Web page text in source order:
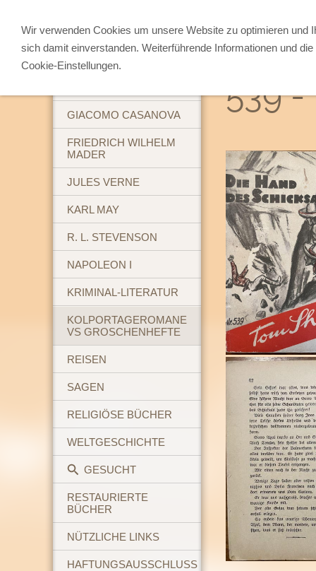
ABENTEUERBÜCHER
GIACOMO CASANOVA
FRIEDRICH WILHELM
MADER
JULES VERNE
KARL MAY
R. L. STEVENSON
NAPOLEON I
KRIMINAL-LITERATUR
KOLPORTAGEROMANE
VS GROSCHENHEFTE
REISEN
SAGEN
RELIGIÖSE BÜCHER
WELTGESCHICHTE
GESUCHT
RESTAURIERTE
BÜCHER
NÜTZLICHE LINKS
HAFTUNGSAUSSCHLUSS
539 -
Wir verwenden Cookies um unsere Website zu optimieren und
sich damit einverstanden. Weiterführende Informationen und
Cookie-Einstellungen.